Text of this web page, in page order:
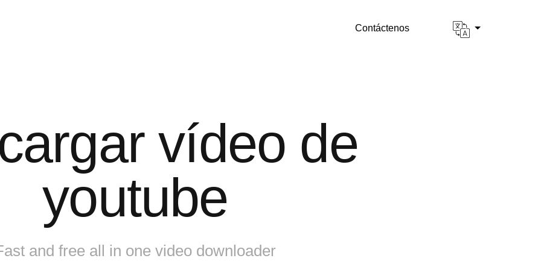
Contáctenos
vídeo de
youtube
and free all in one video downloader